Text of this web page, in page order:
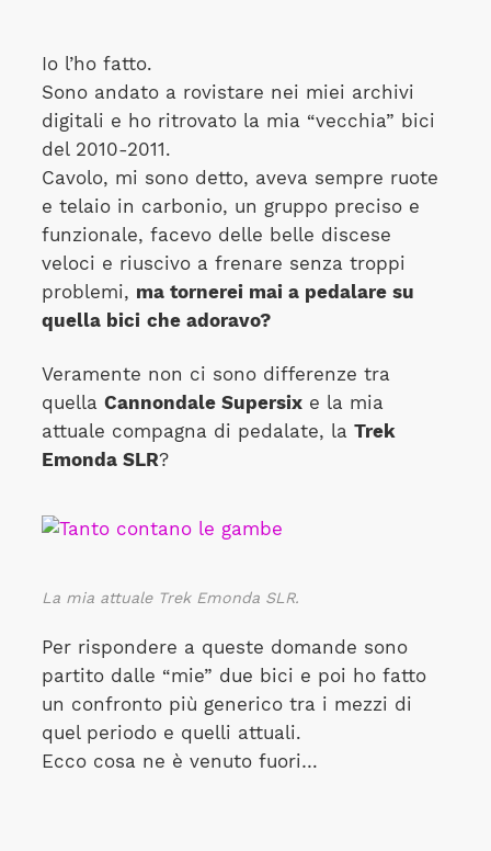
Io l’ho fatto.
Sono andato a rovistare nei miei archivi
digitali e ho ritrovato la mia “vecchia” bici
del 2010-2011.
Cavolo, mi sono detto, aveva sempre ruote
e telaio in carbonio, un gruppo preciso e
funzionale, facevo delle belle discese
veloci e riuscivo a frenare senza troppi
problemi, ma tornerei mai a pedalare su
quella bici che adoravo?
Veramente non ci sono differenze tra
quella Cannondale Supersixe la mia
attuale compagna di pedalate, la Trek
Emonda SLR?
La mia attuale Trek Emonda SLR.
Per rispondere a queste domande sono
partito dalle “mie” due bici e poi ho fatto
un confronto più generico tra i mezzi di
quel periodo e quelli attuali.
Ecco cosa ne è venuto fuori…